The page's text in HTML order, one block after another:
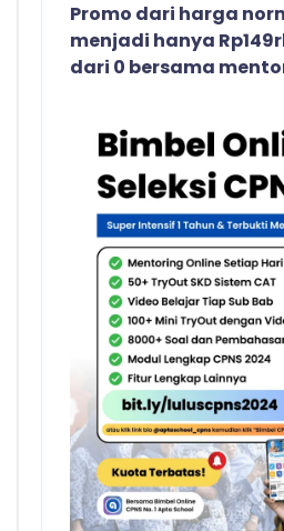
Promo dari harga
menjadi hanya
dari 0 bersama